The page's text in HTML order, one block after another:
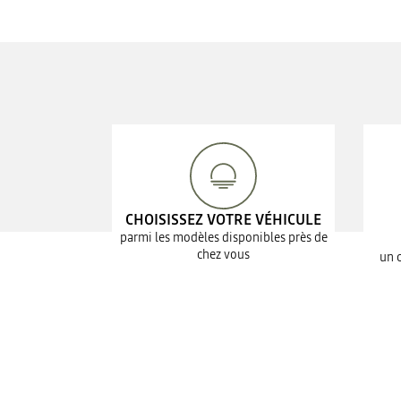
CHOISISSEZ VOTRE VÉHICULE
parmi les modèles disponibles près de
chez vous
un